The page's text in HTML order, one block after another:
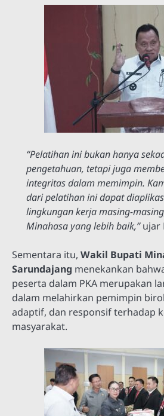
“Pelatihan ini bukan hanya
pengetahuan, tetapi juga
integritas dalam memimpin.
dari pelatihan ini dapat
lingkungan kerja masing-
Minahasa yang lebih baik,”ujar
Sementara itu, Wakil Bupati
Sarundajang menekankan
peserta dalam PKA merupakan
dalam melahirkan pemimpin
adaptif, dan responsif terhadap
masyarakat.